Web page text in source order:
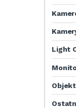
Light